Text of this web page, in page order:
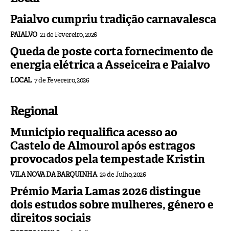
Paialvo cumpriu tradição carnavalesca
PAIALVO 21 de Fevereiro, 2026
Queda de poste corta fornecimento de
energia elétrica a Asseiceira e Paialvo
LOCAL 7 de Fevereiro, 2026
Regional
Município requalifica acesso ao
Castelo de Almourol após estragos
provocados pela tempestade Kristin
VILA NOVA DA BARQUINHA 29 de Julho, 2026
Prémio Maria Lamas 2026 distingue
dois estudos sobre mulheres, género e
direitos sociais